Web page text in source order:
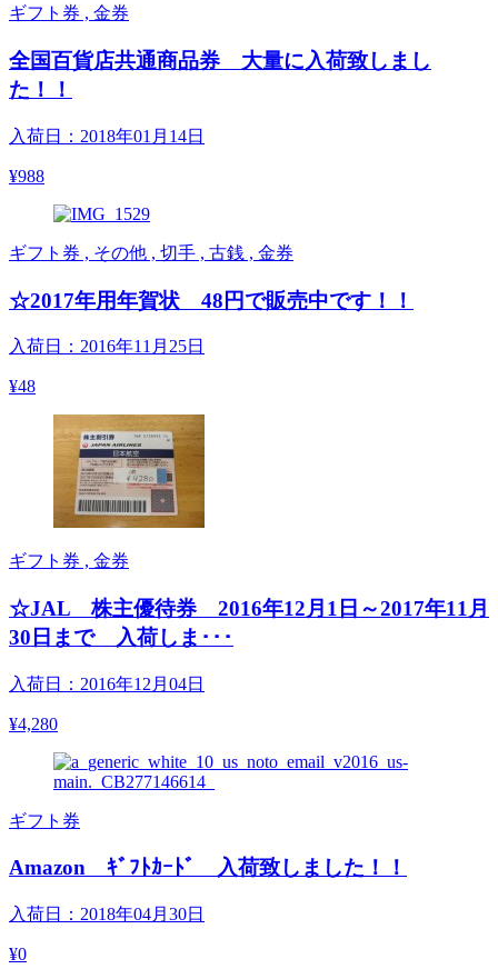
ギフト券 , 金券
全国百貨店共通商品券 大量に入荷致しまし
た！！
入荷日：2018年01月14日
¥988
ギフト券 , その他 , 切手 , 古銭 , 金券
☆2017年用年賀状 48円で販売中です！！
入荷日：2016年11月25日
¥48
ギフト券 , 金券
☆JAL 株主優待券 2016年12月1日～2017年11月
30日まで 入荷しま･･･
入荷日：2016年12月04日
¥4,280
ギフト券
Amazon ｷﾞﾌﾄｶｰﾄﾞ 入荷致しました！！
入荷日：2018年04月30日
¥0